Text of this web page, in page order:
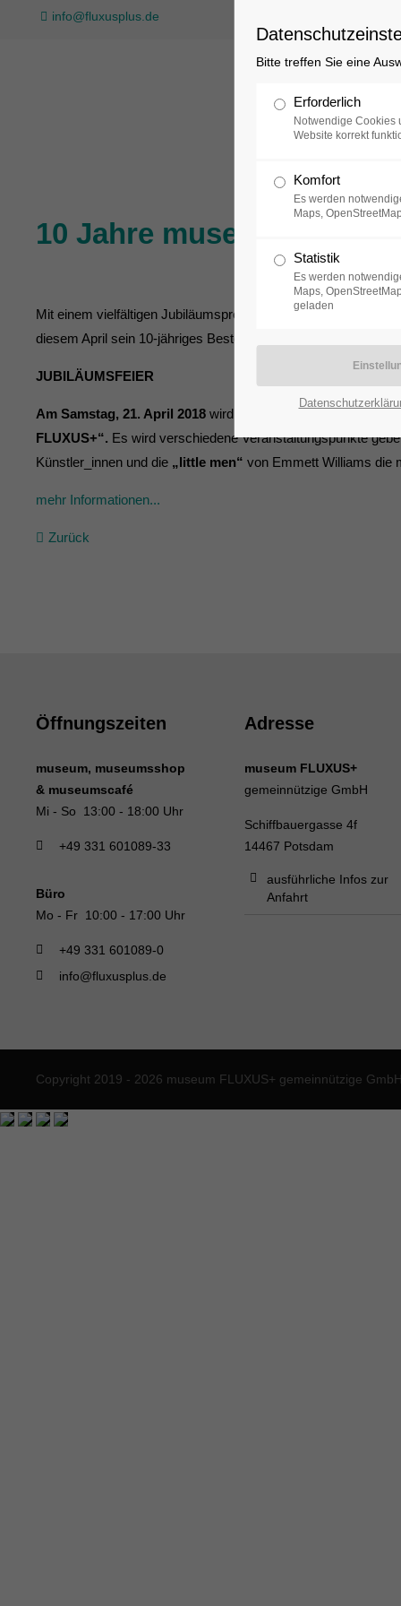
info@fluxusplus.de
Sammlung
10 Jahre museum
Mit einem vielfältigen Jubiläumsprogramm feiert das
diesem April sein 10-jähriges Bestehen.
JUBILÄUMSFEIER
Am Samstag, 21. April 2018 wird das 10-jährige Jubiläum
FLUXUS+“. Es wird verschiedene Veranstaltungspunkte
Künstler_innen und die „little men“ von Emmett Williams die
mehr Informationen...
Zurück
Öffnungszeiten
museum, museumsshop
& museumscafé
Mi - So 13:00 - 18:00 Uhr
+49 331 601089-33
Büro
Mo - Fr 10:00 - 17:00 Uhr
+49 331 601089-0
info@fluxusplus.de
Adresse
museum FLUXUS+
gemeinnützige GmbH
Schiffbauergasse 4f
14467 Potsdam
ausführliche Infos zur
Anfahrt
Copyright 2019 - 2026 museum FLUXUS+ gemeinnützige
Bitte treffen Sie eine
Erforderlich
Notwendige Cookies
Website korrekt
Komfort
Es werden
Maps,
Statistik
Es werden
Maps,
geladen